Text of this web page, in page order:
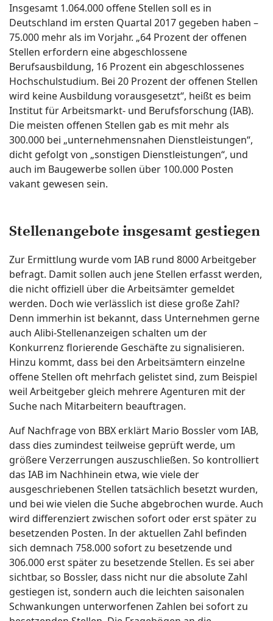
Insgesamt 1.064.000 offene Stellen soll es in
Deutschland im ersten Quartal 2017 gegeben haben –
75.000 mehr als im Vorjahr. „64 Prozent der offenen
Stellen erfordern eine abgeschlossene
Berufsausbildung, 16 Prozent ein abgeschlossenes
Hochschulstudium. Bei 20 Prozent der offenen Stellen
wird keine Ausbildung vorausgesetzt“, heißt es beim
Institut für Arbeitsmarkt- und Berufsforschung (IAB).
Die meisten offenen Stellen gab es mit mehr als
300.000 bei „unternehmensnahen Dienstleistungen“,
dicht gefolgt von „sonstigen Dienstleistungen“, und
auch im Baugewerbe sollen über 100.000 Posten
vakant gewesen sein.
Stellenangebote insgesamt gestiegen
Zur Ermittlung wurde vom IAB rund 8000 Arbeitgeber
befragt. Damit sollen auch jene Stellen erfasst werden,
die nicht offiziell über die Arbeitsämter gemeldet
werden. Doch wie verlässlich ist diese große Zahl?
Denn immerhin ist bekannt, dass Unternehmen gerne
auch Alibi-Stellenanzeigen schalten um der
Konkurrenz florierende Geschäfte zu signalisieren.
Hinzu kommt, dass bei den Arbeitsämtern einzelne
offene Stellen oft mehrfach gelistet sind, zum Beispiel
weil Arbeitgeber gleich mehrere Agenturen mit der
Suche nach Mitarbeitern beauftragen.
Auf Nachfrage von BBX erklärt Mario Bossler vom IAB,
dass dies zumindest teilweise geprüft werde, um
größere Verzerrungen auszuschließen. So kontrolliert
das IAB im Nachhinein etwa, wie viele der
ausgeschriebenen Stellen tatsächlich besetzt wurden,
und bei wie vielen die Suche abgebrochen wurde. Auch
wird differenziert zwischen sofort oder erst später zu
besetzenden Posten. In der aktuellen Zahl befinden
sich demnach 758.000 sofort zu besetzende und
306.000 erst später zu besetzende Stellen. Es sei aber
sichtbar, so Bossler, dass nicht nur die absolute Zahl
gestiegen ist, sondern auch die leichten saisonalen
Schwankungen unterworfenen Zahlen bei sofort zu